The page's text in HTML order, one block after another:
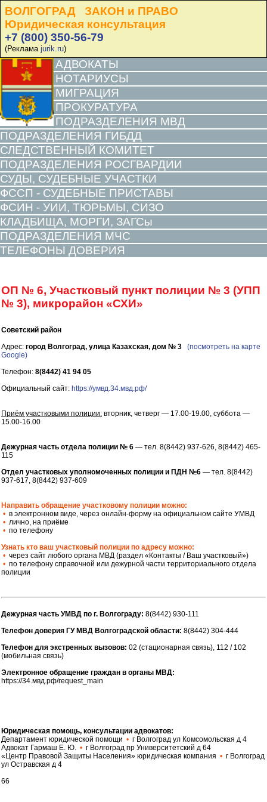
ВОЛГОГРАД ЗАКОН и ПРАВО
Юридическая консультация
+7 (800) 350-56-79
(Реклама jurik.ru)
АДВОКАТЫ
НОТАРИУСЫ
МИГРАЦИЯ
ПРОКУРАТУРА
ПОДРАЗДЕЛЕНИЯ МВД
ПОДРАЗДЕЛЕНИЯ ГИБДД
СЛЕДСТВЕННЫЙ КОМИТЕТ
ПОДРАЗДЕЛЕНИЯ РОСГВАРДИИ
СУДЫ, СУДЕБНЫЕ УЧАСТКИ
ФССП - СУДЕБНЫЕ ПРИСТАВЫ
ФСИН - УИИ, ТЮРЬМЫ, СИЗО
КЛАДБИЩА, МОРГИ, ЗАГСы
ПОДРАЗДЕЛЕНИЯ МЧС
ТЕЛЕФОНЫ ДОВЕРИЯ
ОП № 6, Участковый пункт полиции № 3 (УПП
№ 3), микрорайон «СХИ»
Советский район
Адрес: город Волгоград, улица Казахская, дом № 3
(посмотреть на карте
Google)
Телефон: 8(8442) 41 94 05
Официальный сайт: https://умвд.34.мвд.рф/
Приём участковыми полиции: вторник, четверг — 17.00-19.00, суббота —
15.00-16.00
Дежурная часть отдела полиции № 6 — тел. 8(8442) 937-626, 8(8442) 465-
115
Отдел участковых уполномоченных полиции и ПДН №6 — тел. 8(8442)
937-617, 8(8442) 937-609
Направить обращение участковому полиции можно:
• в электронном виде, через онлайн-форму на официальном сайте УМВД
• лично, на приёме
• по телефону
Узнать кто ваш участковый полиции по адресу можно:
• через сайт любого органа МВД (раздел «Контакты / Ваш участковый»)
• по телефону справочной или дежурной части территориального отдела
полиции
Дежурная часть УМВД по г. Волгограду: 8(8442) 930-111
Телефон доверия ГУ МВД Волгоградской области: 8(8442) 304-444
Телефон для экстренных вызовов: 02 (стационарная связь), 112 / 102
(мобильная связь)
Электронное обращение граждан в органы МВД:
https://34.мвд.рф/request_main
Юридическая помощь, консультации адвокатов:
Департамент юридической помощи • г Волгоград ул Комсомольская д 4
Адвокат Гармаш Е. Ю. • г Волгоград пр Университетский д 64
«Центр Правовой Защиты Населения» юридическая компания • г Волгоград
ул Остравская д 4
66